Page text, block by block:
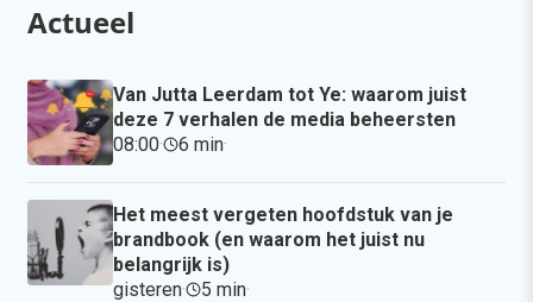
Actueel
Van Jutta Leerdam tot Ye: waarom juist
deze 7 verhalen de media beheersten
08:00· 6 min·
Het meest vergeten hoofdstuk van je
brandbook (en waarom het juist nu
belangrijk is)
gisteren· 5 min·